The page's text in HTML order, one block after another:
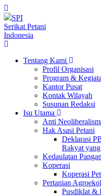
SPI
Serikat Petani
Indonesia
Tentang Kami
Profil Organisasi
Program &
Kantor Pusat
Kontak Wilayah
Susunan Redaksi
Isu Utama
Anti
Hak Asasi Petani
Deklarasi
Rakyat
Kedaulatan Pangan
Koperasi
Koperasi
Pertanian
Pusdiklat &